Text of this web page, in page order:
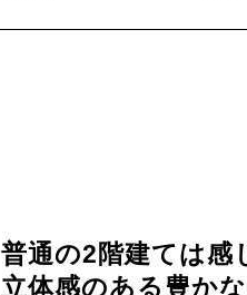
普通の2階建ては感
立体感のある豊か